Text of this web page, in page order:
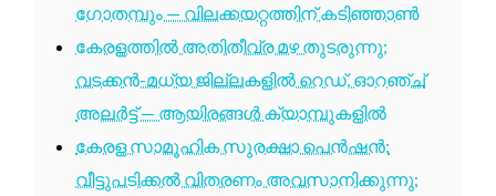
ഗോതമ്പും — വിലക്കയറ്റത്തിന് കടിഞ്ഞാൺ
കേരളത്തിൽ അതിതീവ്ര മഴ തുടരുന്നു;
വടക്കൻ-മധ്യ ജില്ലകളിൽ റെഡ്, ഓറഞ്ച്
അലർട്ട് — ആയിരങ്ങൾ ക്യാമ്പുകളിൽ
കേരള സാമൂഹിക സുരക്ഷാ പെൻഷൻ:
വീട്ടുപടിക്കൽ വിതരണം അവസാനിക്കുന്നു;